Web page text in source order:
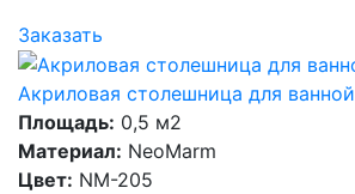
Заказать
Акриловая столешница для ванной
Площадь: 0,5 м2
Материал: NeoMarm
Цвет: NM-205